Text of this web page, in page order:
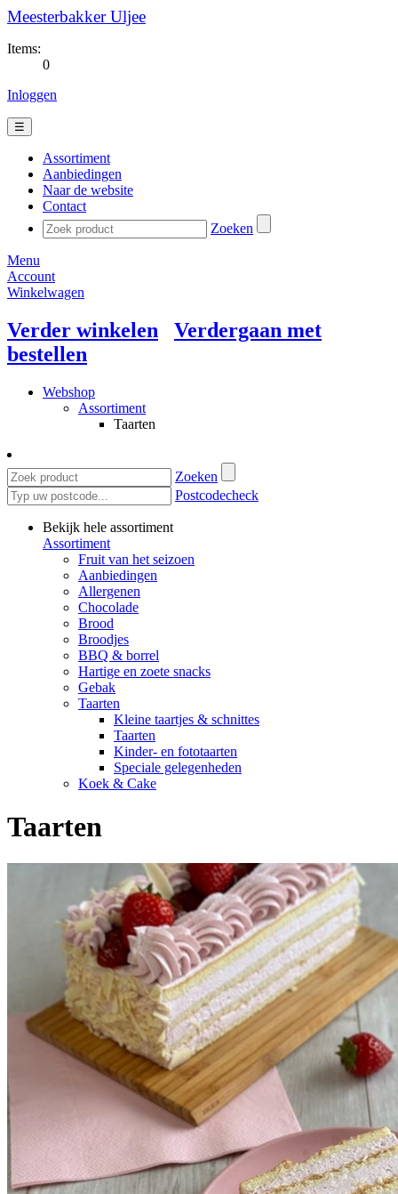
Meesterbakker Uljee
Items:
0
Inloggen
☰
Assortiment
Aanbiedingen
Naar de website
Contact
Zoeken
Menu
Account
Winkelwagen
Verder winkelen
Verdergaan met
bestellen
Webshop
Assortiment
Taarten
Zoeken
Postcodecheck
Bekijk hele assortiment
Assortiment
Fruit van het seizoen
Aanbiedingen
Allergenen
Chocolade
Brood
Broodjes
BBQ & borrel
Hartige en zoete snacks
Gebak
Taarten
Kleine taartjes & schnittes
Taarten
Kinder- en fototaarten
Speciale gelegenheden
Koek & Cake
Taarten